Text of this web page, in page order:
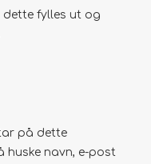
dette fylles ut og
på dette
huske navn, e-post